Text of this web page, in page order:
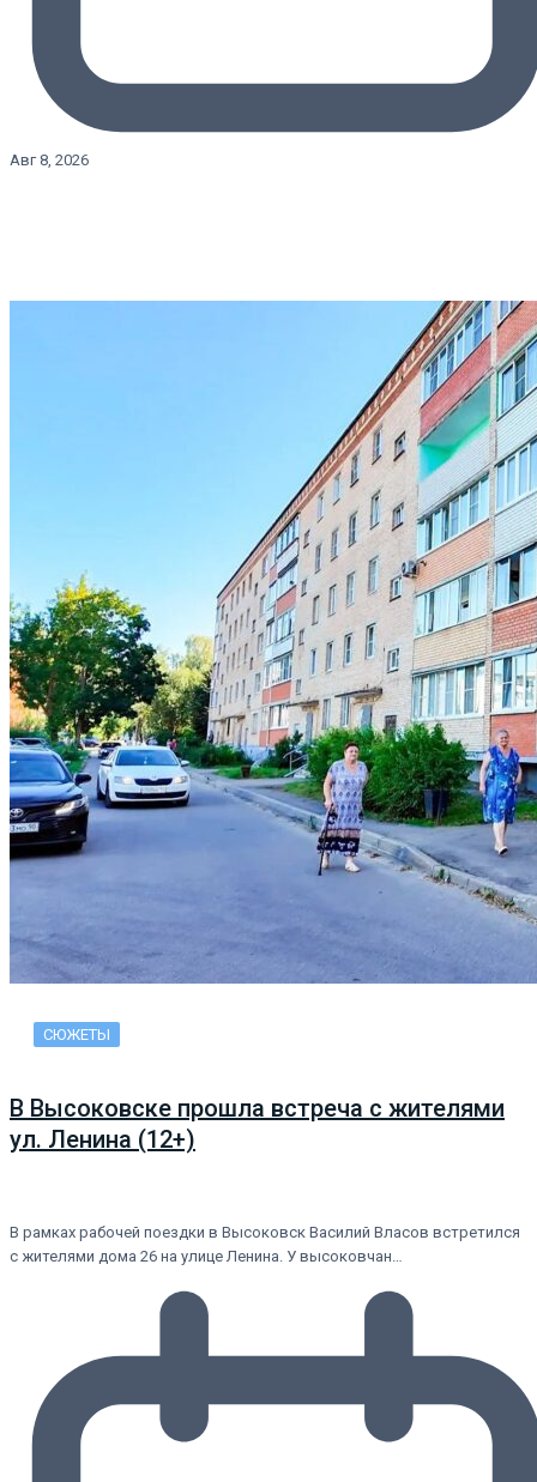
Авг 8, 2026
СЮЖЕТЫ
В Высоковске прошла встреча с жителями
ул. Ленина (12+)
В рамках рабочей поездки в Высоковск Василий Власов встретился
с жителями дома 26 на улице Ленина. У высоковчан…